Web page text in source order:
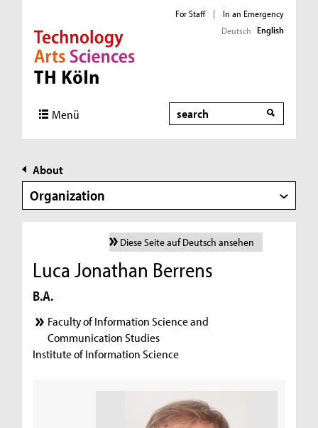
Direkt zur Hauptnavigation
Direkt zur Subnavigation
Direkt zum Inhalt
Direkt zum Fußbereich
For Staff |
In an Emergency
Deutsch English
Menü Search
About
Organization
Diese Seite auf Deutsch ansehen
Luca Jonathan Berrens
B.A.
Faculty of Information Science and
Communication Studies
Institute of Information Science